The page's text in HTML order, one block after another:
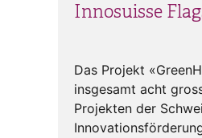
Innosuisse
Das Projekt
insgesamt acht
Projekten der